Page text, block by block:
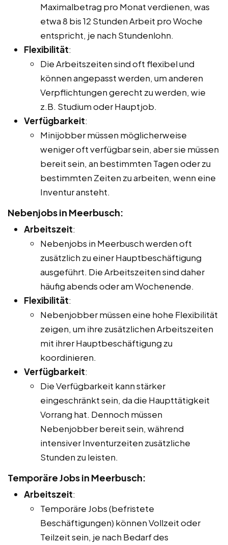
Maximalbetrag pro Monat verdienen, was
etwa 8 bis 12 Stunden Arbeit pro Woche
entspricht, je nach Stundenlohn.
Flexibilität:
Die Arbeitszeiten sind oft flexibel und
können angepasst werden, um anderen
Verpflichtungen gerecht zu werden, wie
z.B. Studium oder Hauptjob.
Verfügbarkeit:
Minijobber müssen möglicherweise
weniger oft verfügbar sein, aber sie müssen
bereit sein, an bestimmten Tagen oder zu
bestimmten Zeiten zu arbeiten, wenn eine
Inventur ansteht.
Nebenjobs in Meerbusch:
Arbeitszeit:
Nebenjobs in Meerbusch werden oft
zusätzlich zu einer Hauptbeschäftigung
ausgeführt. Die Arbeitszeiten sind daher
häufig abends oder am Wochenende.
Flexibilität:
Nebenjobber müssen eine hohe Flexibilität
zeigen, um ihre zusätzlichen Arbeitszeiten
mit ihrer Hauptbeschäftigung zu
koordinieren.
Verfügbarkeit:
Die Verfügbarkeit kann stärker
eingeschränkt sein, da die Haupttätigkeit
Vorrang hat. Dennoch müssen
Nebenjobber bereit sein, während
intensiver Inventurzeiten zusätzliche
Stunden zu leisten.
Temporäre Jobs in Meerbusch:
Arbeitszeit:
Temporäre Jobs (befristete
Beschäftigungen) können Vollzeit oder
Teilzeit sein, je nach Bedarf des